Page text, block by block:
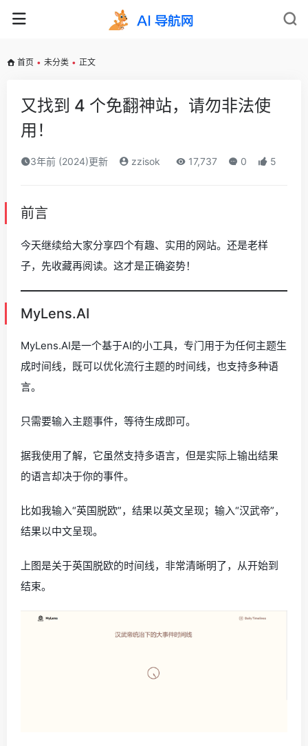
首页 • 未分类 • 正文
又找到 4 个免翻神站，请勿非法使
用！
3年前 (2024)更新 zzisok 17,737 0 5
前言
今天继续给大家分享四个有趣、实用的网站。还是老样
子，先收藏再阅读。这才是正确姿势！
MyLens.AI
MyLens.AI是一个基于AI的小工具，专门用于为任何主题生
成时间线，既可以优化流行主题的时间线，也支持多种语
言。
只需要输入主题事件，等待生成即可。
据我使用了解，它虽然支持多语言，但是实际上输出结果
的语言却决于你的事件。
比如我输入“英国脱欧”，结果以英文呈现；输入“汉武帝”，
结果以中文呈现。
上图是关于英国脱欧的时间线，非常清晰明了，从开始到
结束。